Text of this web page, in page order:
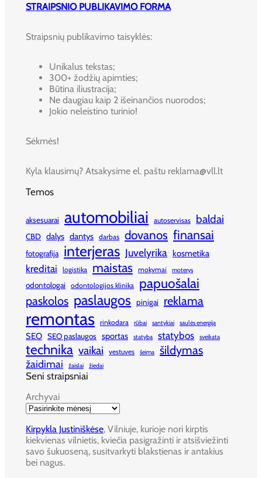
STRAIPSNIO PUBLIKAVIMO FORMA
Straipsnių publikavimo taisyklės:
Unikalus tekstas;
300+ žodžių apimties;
Būtina iliustracija;
Ne daugiau kaip 2 išeinančios nuorodos;
Jokio neleistino turinio!
Sėkmės!
Kyla klausimų? Atsakysime el. paštu reklama@vll.lt
Temos
aksesuarai automobiliai autoservisas baldai
CBD dalys dantys darbas dovanos finansai
fotografija interjeras Juvelyrika kosmetika
kreditai logistika maistas mokymai moterys
odontologai odontologijos klinika papuošalai
paskolos paslaugos pinigai reklama
remontas rinkodara rūbai santykiai saulės energija
SEO SEO paslaugos sportas statyba statybos sveikata
technika vaikai vestuves šeima šildymas
žaidimai žaislai žiedai
Seni straipsniai
Archyvai
Kirpykla Justiniškėse, Vilniuje, kurioje nori kirptis
kiekvienas vilnietis, kviečia pasigražinti ir atsišviežinti
savo šukuoseną, susitvarkyti blakstienas ir antakius
bei nagus.